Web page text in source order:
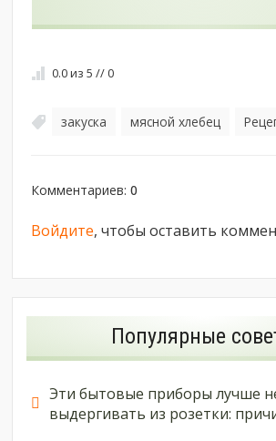
0.0из5 // 0
закуска мясной хлебец
Комментариев:0
Войдите, чтобы оставить
Популярные
Эти бытовые приборы лучше
выдергивать из розетки: